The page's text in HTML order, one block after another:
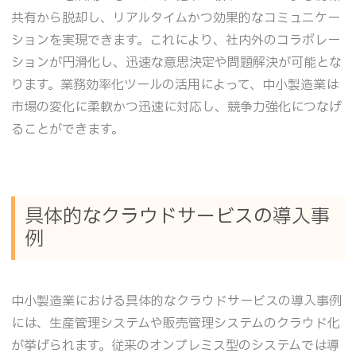
共有から脱却し、リアルタイムかつ効果的なコミュニケー
ションを実現できます。これにより、社内外のコラボレー
ションが円滑化し、迅速な意思決定や問題解決が可能とな
ります。業務効率化ツールの活用によって、中小製造業は
市場の変化に柔軟かつ迅速に対応し、競争力強化につなげ
ることができます。
具体的なクラウドサービスの導入事
例
中小製造業における具体的なクラウドサービスの導入事例
には、生産管理システムや販売管理システムのクラウド化
が挙げられます。従来のオンプレミス型のシステムでは導